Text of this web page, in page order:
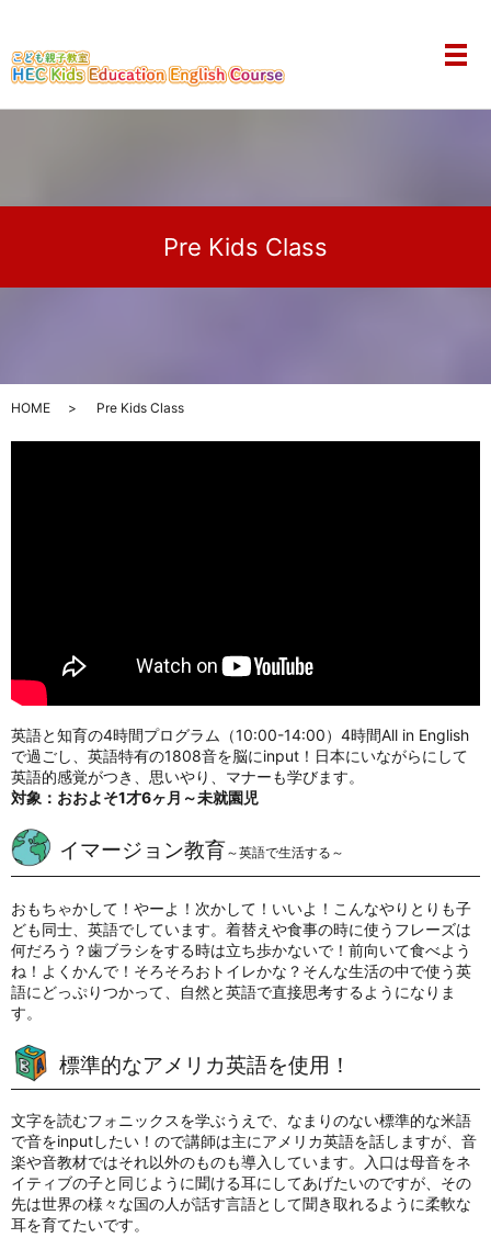
メ
Pre Kids Class
HOME Pre Kids Class
英語と知育の4時間プログラム（10:00-14:00） 4時間All in English
で過ごし、英語特有の1808音を脳にinput！ 日本にいながらにして
英語的感覚がつき、思いやり、マナーも学びます。
対象：おおよそ1才6ヶ月～未就園児
イマージョン教育～英語で生活する～
おもちゃかして！やーよ！次かして！いいよ！こんなやりとりも子
ども同士、英語でしています。着替えや食事の時に使うフレーズは
何だろう？歯ブラシをする時は立ち歩かないで！前向いて食べよう
ね！よくかんで！そろそろおトイレかな？そんな生活の中で使う英
語にどっぷりつかって、自然と英語で直接思考するようになりま
す。
標準的なアメリカ英語を使用！
文字を読むフォニックスを学ぶうえで、なまりのない標準的な米語
で音をinputしたい！ので講師は主にアメリカ英語を話しますが、音
楽や音教材ではそれ以外のものも導入しています。入口は母音をネ
イティブの子と同じように聞ける耳にしてあげたいのですが、その
先は世界の様々な国の人が話す言語として聞き取れるように柔軟な
耳を育てたいです。